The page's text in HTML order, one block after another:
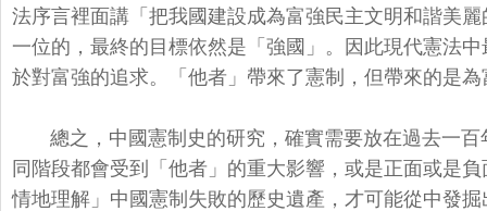
法序言裡面講「 把我國建設成為富強民主文明和諧美
一位的，最終的目標依然是「強國」。
因此現代憲法
於對富強的追求。「他者」帶來了憲制， 但帶來的是為
總之，中國憲制史的研究，確實需要放在過去一
同階段都會受到「他者」的重大影響， 或是正面或是
情地理解」中國憲制失敗的歷史遺產， 才可能從中發